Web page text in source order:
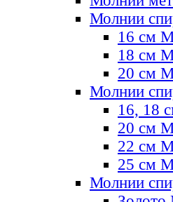
Молнии
16 см
18 см
20 см
Молнии
16, 18
20 см
22 см
25 см
Молнии